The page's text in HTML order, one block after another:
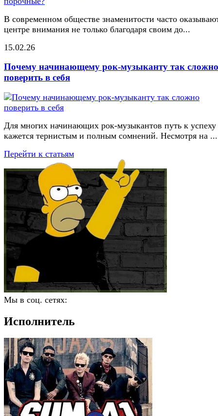
В современном обществе знаменитости часто
центре внимания не только благодаря своим до...
15.02.26
Почему начинающему рок-музыканту так сложно
поверить в себя
Для многих начинающих рок-музыкантов путь к успеху
кажется тернистым и полным сомнений. Несмотря на ...
Перейти к статьям
Мы в соц. сетях:
Исполнитель